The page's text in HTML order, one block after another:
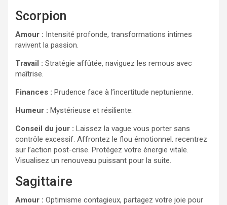
Scorpion
Amour : Intensité profonde, transformations intimes
ravivent la passion.
Travail : Stratégie affûtée, naviguez les remous avec
maîtrise.
Finances : Prudence face à l’incertitude neptunienne.
Humeur : Mystérieuse et résiliente.
Conseil du jour : Laissez la vague vous porter sans
contrôle excessif. Affrontez le flou émotionnel. recentrez
sur l’action post-crise. Protégez votre énergie vitale.
Visualisez un renouveau puissant pour la suite.
Sagittaire
Amour : Optimisme contagieux, partagez votre joie pour